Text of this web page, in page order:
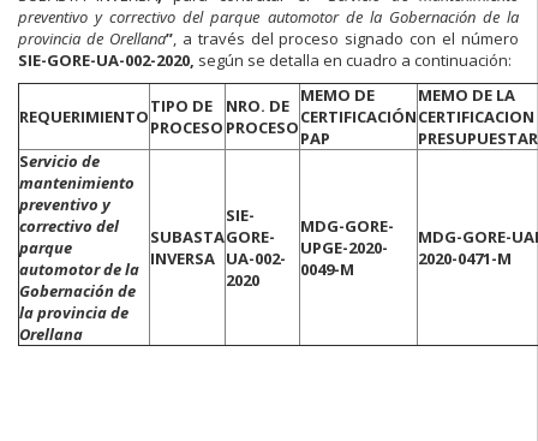
preventivo y correctivo del parque automotor de la Gobernación de la
provincia de Orellana”, a través del proceso signado con el número
SIE-GORE-UA-002-2020, según se detalla en cuadro a continuación:
REQUERIMIENTOTIPO DE
PROCESO
NRO. DE
PROCESO
MEMO DE
CERTIFICACIÓN
PAP
MEMO DE LA
CERTIFICACION
Servicio de
mantenimiento
preventivo y
correctivo del
parque
automotor de la
Gobernación de
la provincia de
Orellana
SUBASTA
INVERSA
SIE-
GORE-
UA-002-
2020
MDG-GORE-
UPGE-2020-
0049-M
MDG-GORE-
2020-0471-M